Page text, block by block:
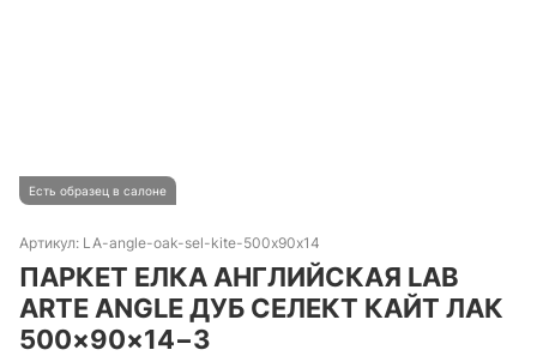
Есть образец в салоне
Артикул: LA-angle-oak-sel-kite-500х90х14
ПАРКЕТ ЕЛКА АНГЛИЙСКАЯ LAB
ARTE ANGLE ДУБ СЕЛЕКТ КАЙТ ЛАК
500×90×14−3